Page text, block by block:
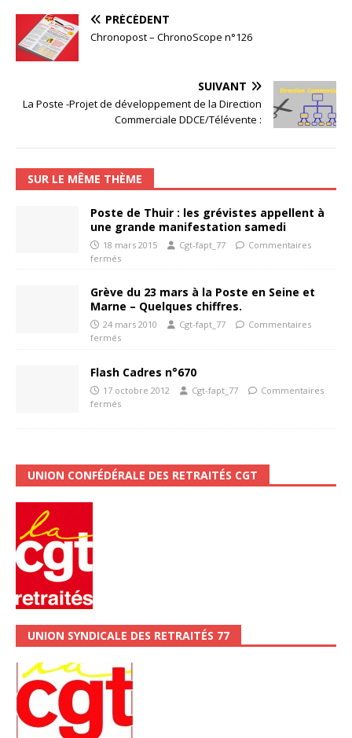
PRÉCÉDENT
Chronopost – ChronoScope n°126
SUIVANT
La Poste -Projet de développement de la Direction
Commerciale DDCE/Télévente :
SUR LE MÊME THÈME
Poste de Thuir : les grévistes appellent à
une grande manifestation samedi
18 mars 2015 Cgt-fapt_77
Commentaires
fermés
Grève du 23 mars à la Poste en Seine et
Marne – Quelques chiffres.
24 mars 2010 Cgt-fapt_77
Commentaires
fermés
Flash Cadres n°670
17 octobre 2012 Cgt-fapt_77
Commentaires
fermés
UNION CONFÉDÉRALE DES RETRAITÉS CGT
UNION SYNDICALE DES RETRAITÉS 77